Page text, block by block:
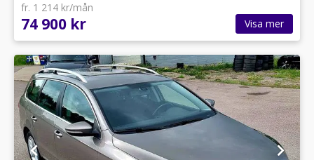
fr. 1 214 kr/mån
74 900 kr Visa mer